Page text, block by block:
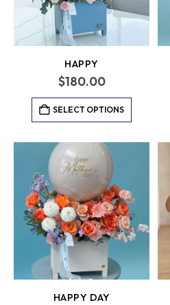
HAPPY
$180.00
SELECT OPTIONS
HAPPY DAY